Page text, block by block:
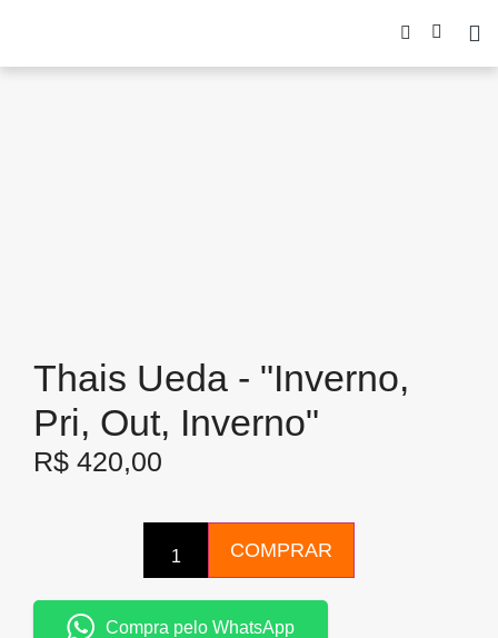
Thais Ueda - "Inverno,
Pri, Out, Inverno"
R$ 420,00
COMPRAR
Compra pelo WhatsApp